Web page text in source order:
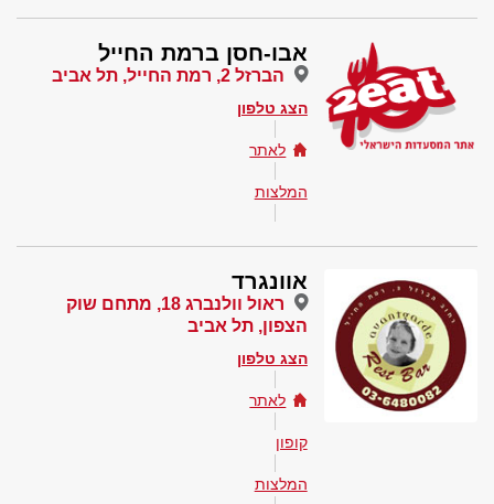
אבו-חסן ברמת החייל
הברזל 2, רמת החייל, תל אביב
הצג טלפון
לאתר
המלצות
אוונגרד
ראול וולנברג 18, מתחם שוק
הצפון, תל אביב
הצג טלפון
לאתר
קופון
המלצות